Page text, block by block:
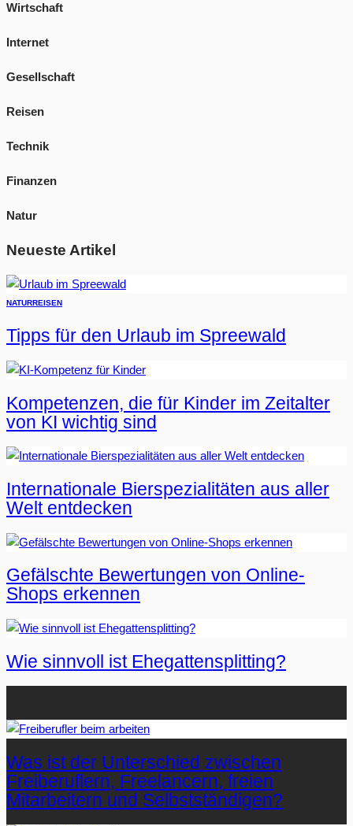
Wirtschaft
Internet
Gesellschaft
Reisen
Technik
Finanzen
Natur
Neueste Artikel
NATURREISEN
Tipps für den Urlaub im Spreewald
Kompetenzen, die für Kinder im Zeitalter
von KI wichtig sind
Internationale Bierspezialitäten aus aller
Welt entdecken
Gefälschte Bewertungen von Online-
Shops erkennen
Wie sinnvoll ist Ehegattensplitting?
Was ist der Unterschied zwischen
Freiberuflern, Freelancern, freien
Mitarbeitern und Selbstständigen?